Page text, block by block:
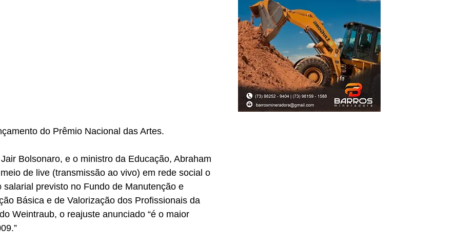
do Prêmio Nacional das Artes.
Bolsonaro, e o ministro da Educação, Abraham
de live (transmissão ao vivo) em rede social o
previsto no Fundo de Manutenção e
Básica e de Valorização dos Profissionais da
Weintraub, o reajuste anunciado “é o maior